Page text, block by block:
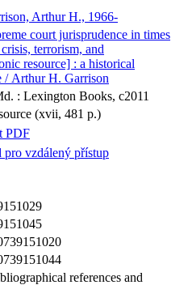
Arthur H., 1966-
court jurisprudence in times
terrorism, and
resource] : a historical
/ Arthur H. Garrison
: Lexington Books, c2011
(xvii, 481 p.)
PDF
pro vzdálený přístup
references and